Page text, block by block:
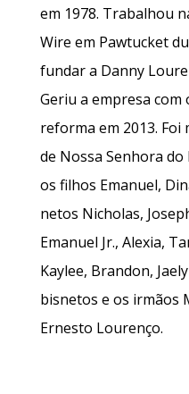
em 1978. Trabalhou
Wire em Pawtucket
fundar a Danny
Geriu a empresa
reforma em 2013.
de Nossa Senhora
os filhos Emanuel,
netos Nicholas,
Emanuel Jr., Alexia,
Kaylee, Brandon,
bisnetos e os irmãos
Ernesto Lourenço.